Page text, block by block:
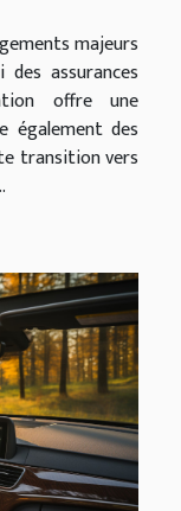
majeurs
assurances
offre une
également des
transition vers